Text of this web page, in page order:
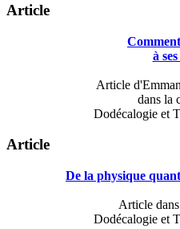
Article
à
Article
dans la
Dodécalogie et
Article
De la physique
Article
Dodécalogie et